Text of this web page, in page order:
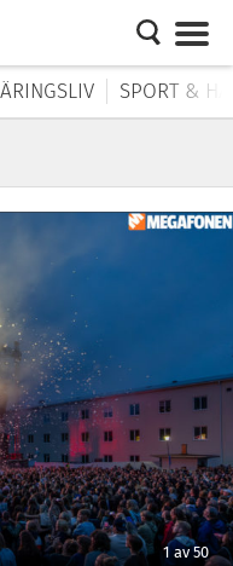
SPORT &
1av 50